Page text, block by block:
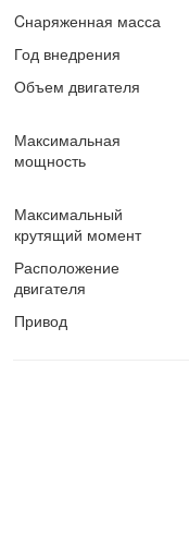
Cнаряженная масса
Год внедрения
Объем двигателя
Максимальная
мощность
Максимальный
крутящий момент
Расположение
двигателя
Привод